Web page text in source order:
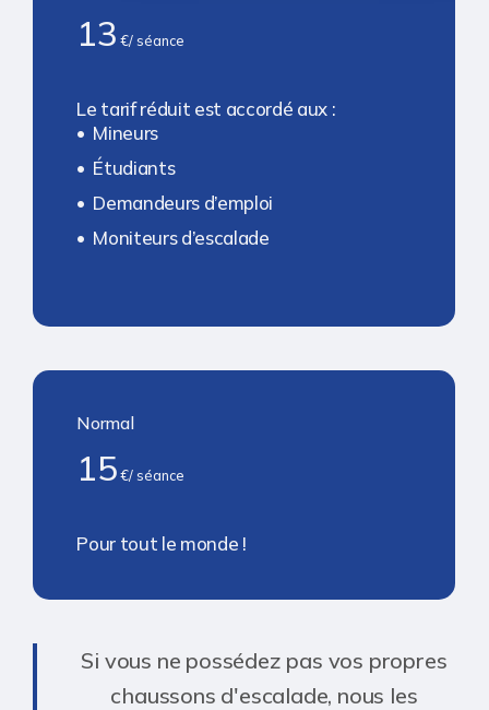
13 €/ séance
Le tarif réduit est accordé aux :
Mineurs
Étudiants
Demandeurs d’emploi
Moniteurs d’escalade
Normal
15 €/ séance
Pour tout le monde !
Si vous ne possédez pas vos propres
chaussons d'escalade, nous les